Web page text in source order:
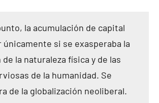
la acumulación de capital
únicamente si se exasperaba la
la naturaleza física y de las
de la humanidad. Se
de la globalización neoliberal.